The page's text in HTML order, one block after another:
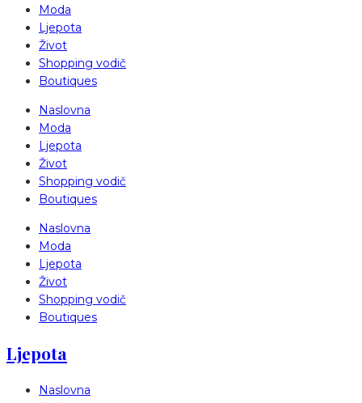
Moda
Ljepota
Život
Shopping vodič
Boutiques
Naslovna
Moda
Ljepota
Život
Shopping vodič
Boutiques
Naslovna
Moda
Ljepota
Život
Shopping vodič
Boutiques
Ljepota
Naslovna